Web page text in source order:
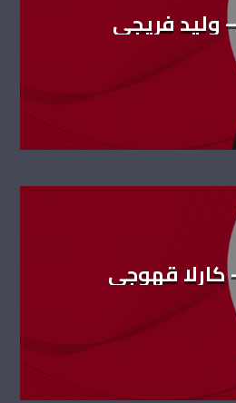
وليد فريجي
كارلا قهوجي